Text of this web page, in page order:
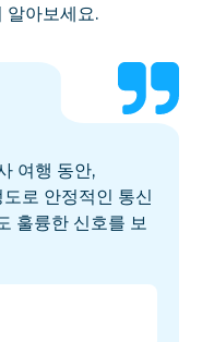
알아보세요.
여행 동안,
로 안정적인 통신
훌륭한 신호를 보